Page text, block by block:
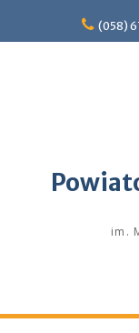
content
(058)
im.